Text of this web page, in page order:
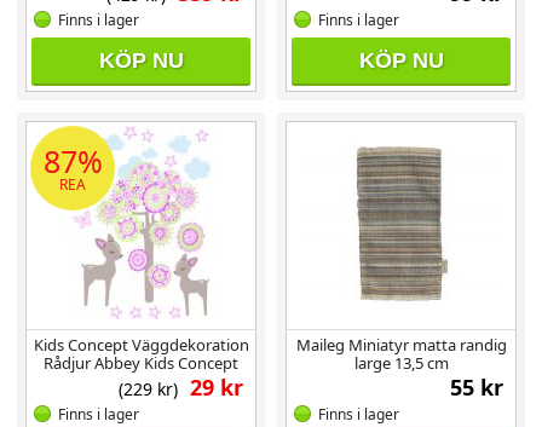
Finns i lager
KÖP NU
Finns i lager
KÖP NU
87%
REA
Kids Concept Väggdekoration
Rådjur Abbey Kids Concept
29 kr
(229 kr)
Finns i lager
Maileg Miniatyr matta randig
large 13,5 cm
55 kr
Finns i lager